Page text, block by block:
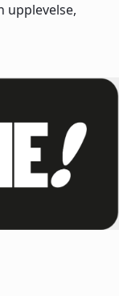
upplevelse,